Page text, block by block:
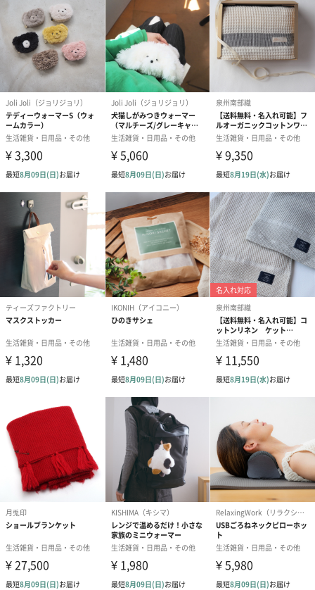
ドットグリーン
ボーダーグレー
ボーダーブルー
クリアベージュ
水彩
暑くなってくるこの時期の贈り物に
夏場に炎天下で遊ぶお子様、一緒に出掛けるお父さん、お母さ
ん、通勤通学、家事、スポーツ全般、アウトドア、お出かけ
冷房のない環境下、2本持って、使わない方は保冷ポーチに入れ
て、溶けたら保冷ポーチの凍った方と交換して使うのもおすすめ
です。28℃以下で凍結するので、流水等で外出先でも凍結できま
す。
発熱した時に冷やしたり、日焼けし過ぎた時に冷やしたりと、多
様な使い方ができるので、暑くなってくる季節の贈り物におすす
めです。
専用の保冷バッグとセットでギフトにも